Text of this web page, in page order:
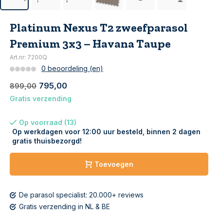
Platinum Nexus T2 zweefparasol
Premium 3x3 – Havana Taupe
Art.nr: 7200Q
0 beoordeling (en)
899,00 795,00
Gratis verzending
Op voorraad (13)
Op werkdagen voor 12:00 uur besteld, binnen 2 dagen
gratis thuisbezorgd!
Toevoegen
De parasol specialist: 20.000+ reviews
Gratis verzending in NL & BE